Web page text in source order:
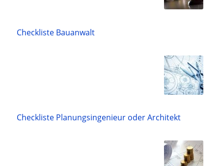
Checkliste Bauanwalt
Checkliste Planungsingenieur oder Architekt